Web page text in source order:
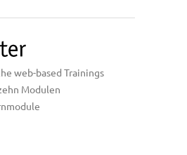
web-based Trainings
Modulen